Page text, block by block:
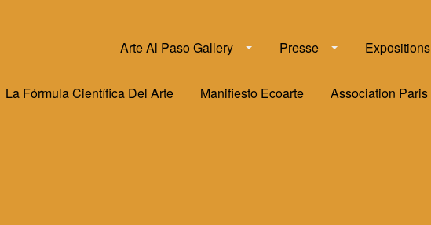
Arte Al Paso Gallery Presse Expositions
La Fórmula Científica Del Arte Manifiesto Ecoarte Association Paris